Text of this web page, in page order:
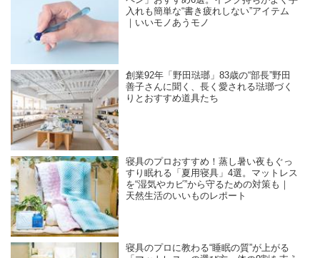
入れも簡単な“書き疲れしない”アイテム
｜いいモノあうモノ
創業92年「野田琺瑯」83歳の“部長”野田
善子さんに聞く、長く愛される琺瑯づく
りとおすすめ道具たち
寝具のプロおすすめ！蒸し暑い夜もぐっ
すり眠れる「夏用寝具」4選。マットレス
を“湿気やカビ”から守るための対策も｜
天然生活のいいものレポート
寝具のプロに教わる“睡眠の質”が上がる